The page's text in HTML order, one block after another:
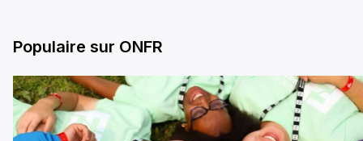
Populaire sur ONFR